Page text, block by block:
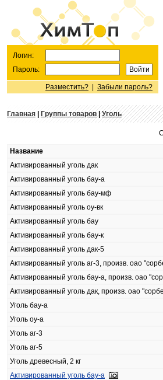
Логин:
Пароль:
Разместить? Забыли пароль?
Главная Группы товаров|Уголь
Название
Активированный уголь дак
Активированный уголь бау-а
Активированный уголь бау-мф
Активированный уголь оу-вк
Активированный уголь бау
Активированный уголь бау-к
Активированный уголь дак-5
Активированный уголь аг-3, произв. оао
Активированный уголь бау-а, произв. оао
Активированный уголь дак, произв. оао
Уголь бау-а
Уголь оу-а
Уголь аг-3
Уголь аг-5
Уголь древесный, 2 кг
Активированный уголь бау-а